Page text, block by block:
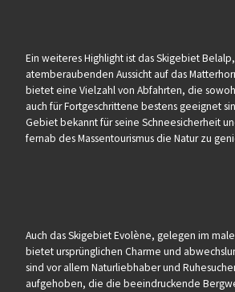
Ein weiteres Highlight ist das Skigebiet
atemberaubenden Aussicht auf das
bietet eine Vielzahl von Abfahrten, die
auch für Fortgeschrittene bestens geeignet
Gebiet bekannt für seine Schneesicherheit
fernab des Massentourismus die Natur zu
Auch das Skigebiet Evolène, gelegen im
bietet ursprünglichen Charme und
sind vor allem Naturliebhaber und
aufgehoben, die die beeindruckende